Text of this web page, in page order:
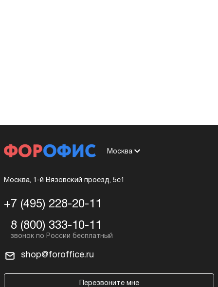
Москва
Москва, 1-й Вязовский проезд, 5с1
+7 (495) 228-20-11
8 (800) 333-10-11
shop@foroffice.ru
Перезвоните мне